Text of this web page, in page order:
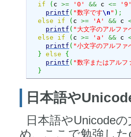
if ( c >= '0' && c <= '9'
printf ( "数字です\n " ) ;
else
if ( c >= 'A' && c
printf ( "大文字のアルファ
else
if ( c >= 'a' && c
printf ( "小文字のアルファ
} else
{
printf ( "数字またはアルフ
}
日本語や
日本語やUnicode
め、ここで勉強し